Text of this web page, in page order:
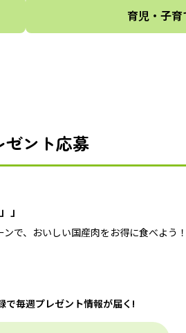
育児・子育
ゼント応募
」
ンで、おいしい国産肉をお得に食べよう
で毎週プレゼント情報が届く!